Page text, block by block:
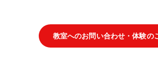
教室へのお問い合わせ・体験の